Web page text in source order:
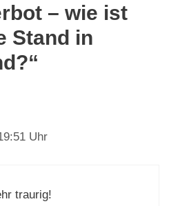
– wie ist
Stand in
Uhr
traurig!